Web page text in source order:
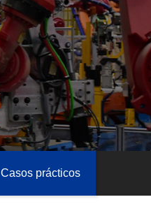
Casos prácticos